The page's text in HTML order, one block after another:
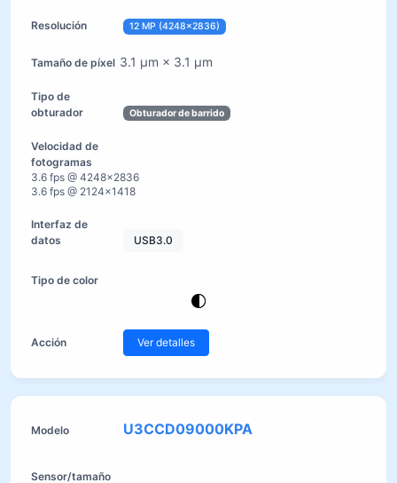
12 MP (4248×2836)
3.1 µm × 3.1 µm
Obturador de barrido
3.6 fps @ 4248×2836
3.6 fps @ 2124×1418
USB3.0
Ver detalles
U3CCD09000KPA